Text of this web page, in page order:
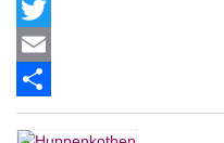
Facebook
Twitter
Email
Share